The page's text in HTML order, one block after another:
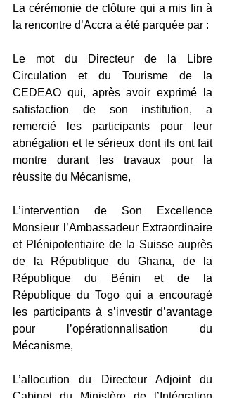
La cérémonie de clôture qui a mis fin à
la rencontre d’Accra a été parquée par :
Le mot du Directeur de la Libre
Circulation et du Tourisme de la
CEDEAO qui, après avoir exprimé la
satisfaction de son institution, a
remercié les participants pour leur
abnégation et le sérieux dont ils ont fait
montre durant les travaux pour la
réussite du Mécanisme,
L’intervention de Son Excellence
Monsieur l’Ambassadeur Extraordinaire
et Plénipotentiaire de la Suisse auprès
de la République du Ghana, de la
République du Bénin et de la
République du Togo qui a encouragé
les participants à s’investir d’avantage
pour l’opérationnalisation du
Mécanisme,
L’allocution du Directeur Adjoint du